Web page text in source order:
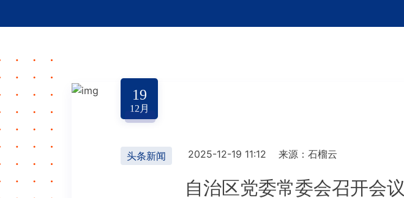
19
12 月
头条新闻 2025-12-19 11:12 来源：石榴云
自治区党委常委会召开会议